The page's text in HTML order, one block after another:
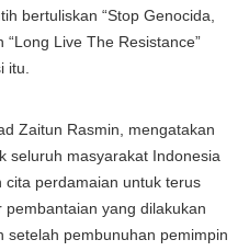
bertuliskan “Stop Genocida,
“Long Live The Resistance”
itu.
Zaitun Rasmin, mengatakan
seluruh masyarakat Indonesia
perdamaian untuk terus
yang dilakukan
setelah pembunuhan pemimpin